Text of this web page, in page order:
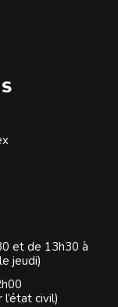
et de 13h30 à
jeudi)
civil)